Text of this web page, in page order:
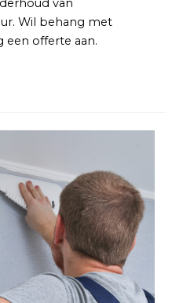
Wil behang met
een offerte aan.